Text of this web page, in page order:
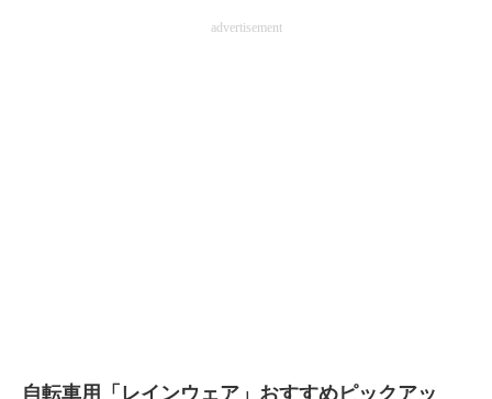
advertisement
自転車用「レインウェア」おすすめピックアッ